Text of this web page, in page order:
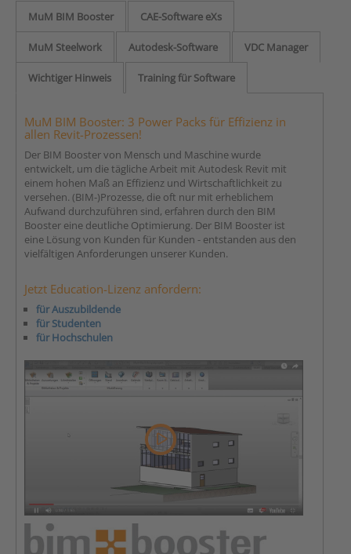
MuM BIM Booster CAE-Software eXs
MuM Steelwork Autodesk-Software VDC Manager
Wichtiger Hinweis Training für Software
MuM BIM Booster: 3 Power Packs für Effizienz in
allen Revit-Prozessen!
Der BIM Booster von Mensch und Maschine wurde
entwickelt, um die tägliche Arbeit mit Autodesk Revit mit
einem hohen Maß an Effizienz und Wirtschaftlichkeit zu
versehen. (BIM-)Prozesse, die oft nur mit erheblichem
Aufwand durchzuführen sind, erfahren durch den BIM
Booster eine deutliche Optimierung. Der BIM Booster ist
eine Lösung von Kunden für Kunden - entstanden aus den
vielfältigen Anforderungen unserer Kunden.
Jetzt Education-Lizenz anfordern:
für Auszubildende
für Studenten
für Hochschulen